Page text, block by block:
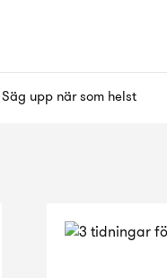
Säg upp när som helst